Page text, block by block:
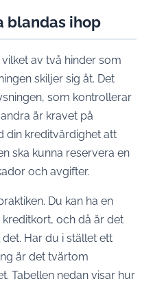
blandas ihop
av två hinder som
skiljer sig åt. Det
som kontrollerar
är kravet på
din kreditvärdighet att
ska kunna reservera en
och avgifter.
Du kan ha en
och då är det
Har du i stället ett
är det tvärtom
Tabellen nedan visar hur